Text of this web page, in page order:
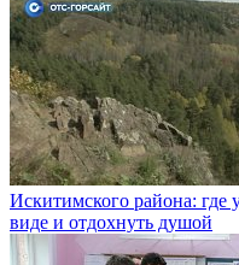
Искитимского района: где
виде и отдохнуть душой